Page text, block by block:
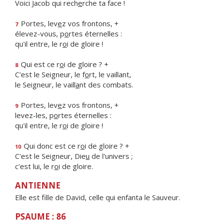
Voici Jacob qui recherche ta face !
7 Portes, levez vos frontons, +
élevez-vous, portes éternelles :
qu'il entre, le roi de gloire !
8 Qui est ce roi de gloire ? +
C'est le Seigneur, le fort, le vaillant,
le Seigneur, le vaillant des combats.
9 Portes, levez vos frontons, +
levez-les, portes éternelles :
qu'il entre, le roi de gloire !
10 Qui donc est ce roi de gloire ? +
C'est le Seigneur, Dieu de l'univers ;
c'est lui, le roi de gloire.
ANTIENNE
Elle est fille de David, celle qui enfanta le Sauveur.
PSAUME : 86